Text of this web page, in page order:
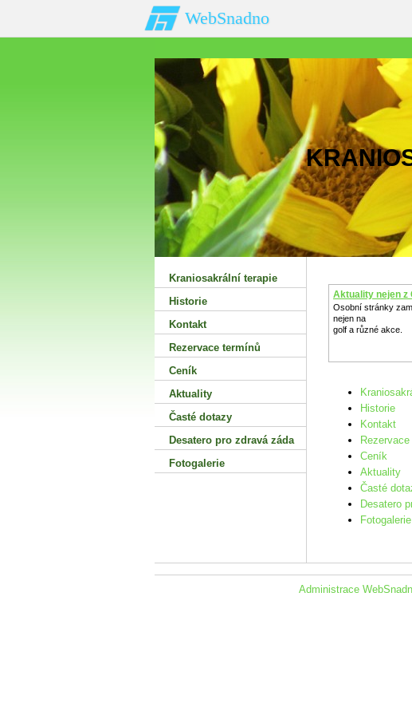
WebSnadno
Aktuality nejen z
Osobní stránky
nejen na
golf a různé akce.
Historie
Kontakt
Ceník
Aktuality
Časté
Desatero
Fotogalerie
Kraniosakrální terapie
Historie
Kontakt
Rezervace termínů
Ceník
Aktuality
Časté dotazy
Desatero pro zdravá záda
Fotogalerie
Administrace